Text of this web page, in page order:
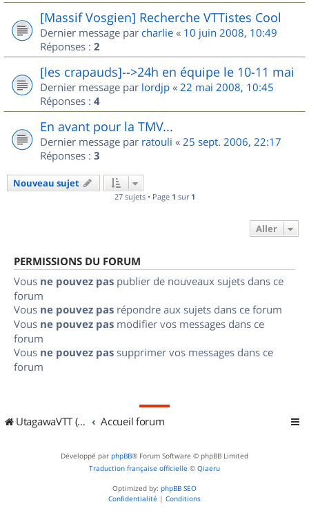
[Massif Vosgien] Recherche VTTistes Cool
Dernier message par charlie « 10 juin 2008, 10:49
Réponses : 2
[les crapauds]-->24h en équipe le 10-11 mai
Dernier message par lordjp « 22 mai 2008, 10:45
Réponses : 4
En avant pour la TMV...
Dernier message par ratouli « 25 sept. 2006, 22:17
Réponses : 3
Nouveau sujet
27 sujets • Page 1 sur 1
Aller
PERMISSIONS DU FORUM
Vous ne pouvez pas publier de nouveaux sujets dans ce
forum
Vous ne pouvez pas répondre aux sujets dans ce forum
Vous ne pouvez pas modifier vos messages dans ce
forum
Vous ne pouvez pas supprimer vos messages dans ce
forum
UtagawaVTT (Randos VTT et VTTAE avec traces GPS) Accueil forum
Développé par phpBB® Forum Software © phpBB Limited
Traduction française officielle © Qiaeru
Optimized by: phpBB SEO
Confidentialité | Conditions